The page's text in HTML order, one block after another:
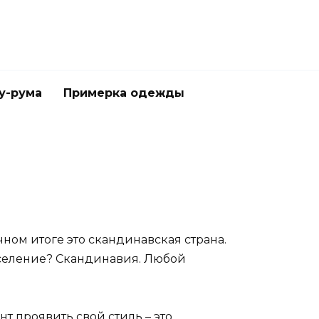
рума Примерка одежды
итоге это скандинавская страна.
Скандинавия. Любой